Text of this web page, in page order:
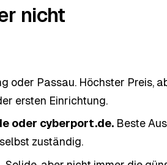
nicht
oder Passau. Höchster Preis,
ersten Einrichtung.
oder cyberport.de.Beste
zuständig.